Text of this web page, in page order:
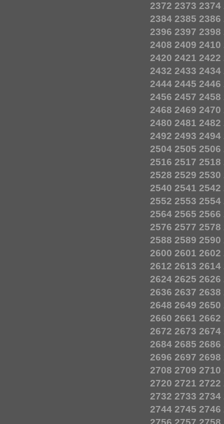
2372 2373 2374
2384 2385 2386
2396 2397 2398
2408 2409 2410
2420 2421 2422
2432 2433 2434
2444 2445 2446
2456 2457 2458
2468 2469 2470
2480 2481 2482
2492 2493 2494
2504 2505 2506
2516 2517 2518
2528 2529 2530
2540 2541 2542
2552 2553 2554
2564 2565 2566
2576 2577 2578
2588 2589 2590
2600 2601 2602
2612 2613 2614
2624 2625 2626
2636 2637 2638
2648 2649 2650
2660 2661 2662
2672 2673 2674
2684 2685 2686
2696 2697 2698
2708 2709 2710
2720 2721 2722
2732 2733 2734
2744 2745 2746